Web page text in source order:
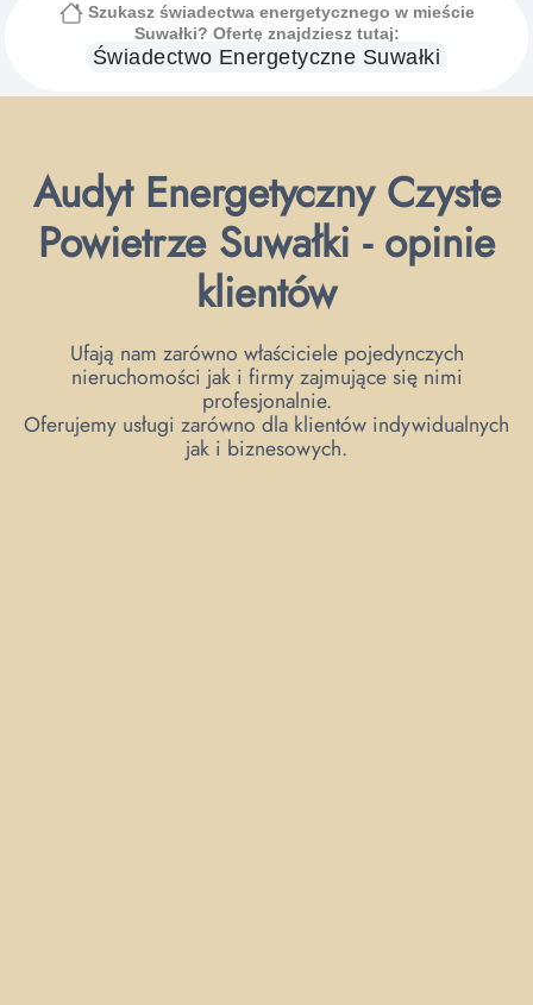
Szukasz świadectwa energetycznego w mieście
Suwałki? Ofertę znajdziesz tutaj:
Świadectwo Energetyczne Suwałki
Audyt Energetyczny Czyste
Powietrze Suwałki - opinie
klientów
Ufają nam zarówno właściciele pojedynczych
nieruchomości jak i firmy zajmujące się nimi
profesjonalnie.
Oferujemy usługi zarówno dla klientów indywidualnych
jak i biznesowych.